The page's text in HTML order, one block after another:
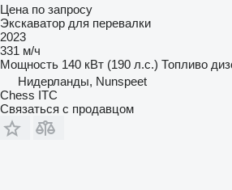
Цена по запросу
Экскаватор для перевалки
2023
331 м/ч
Мощность 140 кВт (190 л.с.) Топливо
Нидерланды, Nunspeet
Chess ITC
Связаться с продавцом